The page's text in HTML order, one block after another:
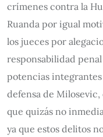
crímenes contra la
Ruanda por igual
los jueces por
responsabilidad
potencias integrantes
defensa de
que quizás no
ya que estos delitos